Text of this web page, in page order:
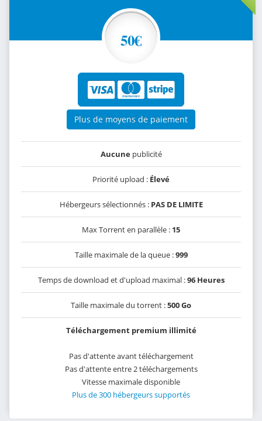
50€
Plus de moyens de paiement
Aucunepublicité
Priorité upload : Élevé
Hébergeurs sélectionnés : PAS DE LIMITE
Max Torrent en parallèle : 15
Taille maximale de la queue :999
Temps de download et d'upload maximal :96 Heures
Taille maximale du torrent :500 Go
Téléchargement premium illimité
Pas d'attente avant téléchargement
Pas d'attente entre 2 téléchargements
Vitesse maximale disponible
Plus de 300 hébergeurs supportés